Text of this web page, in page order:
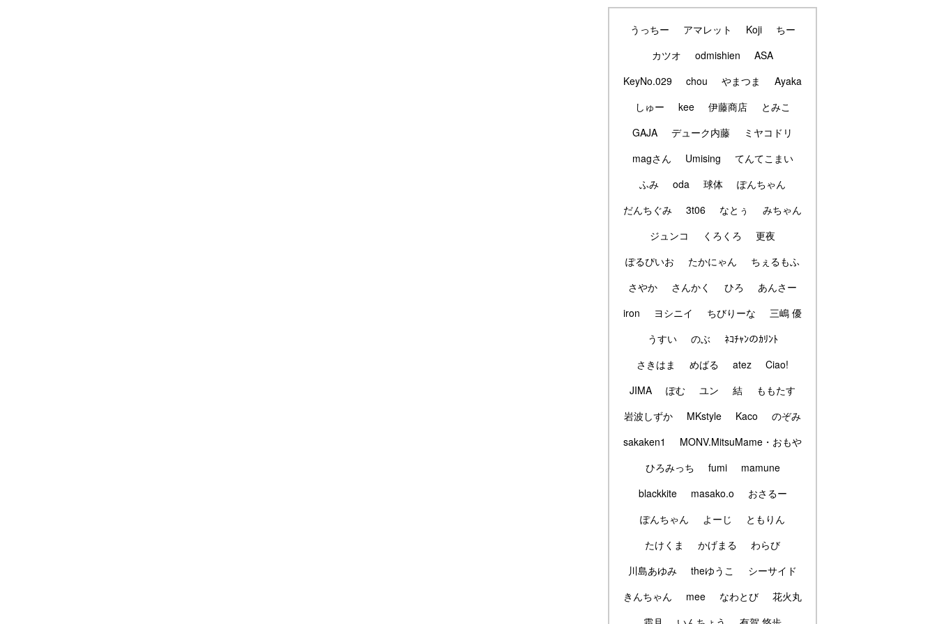
うっちー アマレット Koji
ちー
カツオ
odmishien
ASA
KeyNo.029
chou やまつま
Ayaka
しゅー
kee 伊藤商店
とみこ
GAJA
デューク内藤
ミヤコドリ
magさん
Umising
てんてこまい
ふみ
oda 球体
ぽんちゃん
だんちぐみ
3t06 なとぅ
みちゃん
ジュンコ
くろくろ
更夜
ぽるぴいお
たかにゃん
ちぇるもふ
さやか
さんかく ひろ
あんさー
iron
ヨシニイ ちびりーな
三嶋 優
うすい
のぶ
ﾈｺﾁｬﾝのｶﾘﾝﾄ
さきはま
めばる atez
Ciao!
JIMA
ぽむ ユン 結
ももたす
岩波しずか
MKstyle Kaco
のぞみ
sakaken1
MONV.MitsuMame・おもや
ひろみっち
fumi
mamune
blackkite
masako.o
おさるー
ぽんちゃん
よーじ
ともりん
たけくま
かげまる
わらび
川島あゆみ
theゆうこ
シーサイド
きんちゃん
mee なわとび
花火丸